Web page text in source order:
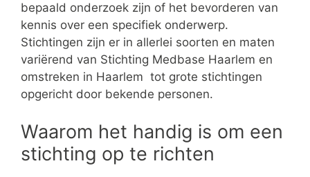
bepaald onderzoek zijn of het bevorderen van
kennis over een specifiek onderwerp.
Stichtingen zijn er in allerlei soorten en maten
variërend van Stichting Medbase Haarlem en
omstreken in Haarlem tot grote stichtingen
opgericht door bekende personen.
Waarom het handig is om een
stichting op te richten